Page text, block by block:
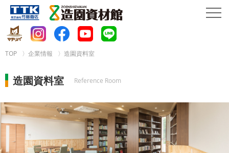
TOP 企業情報 造園資料室
造園資料室 Reference Room